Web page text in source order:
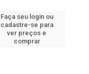
Faça seu login ou
cadastre-se para
ver preços e
comprar